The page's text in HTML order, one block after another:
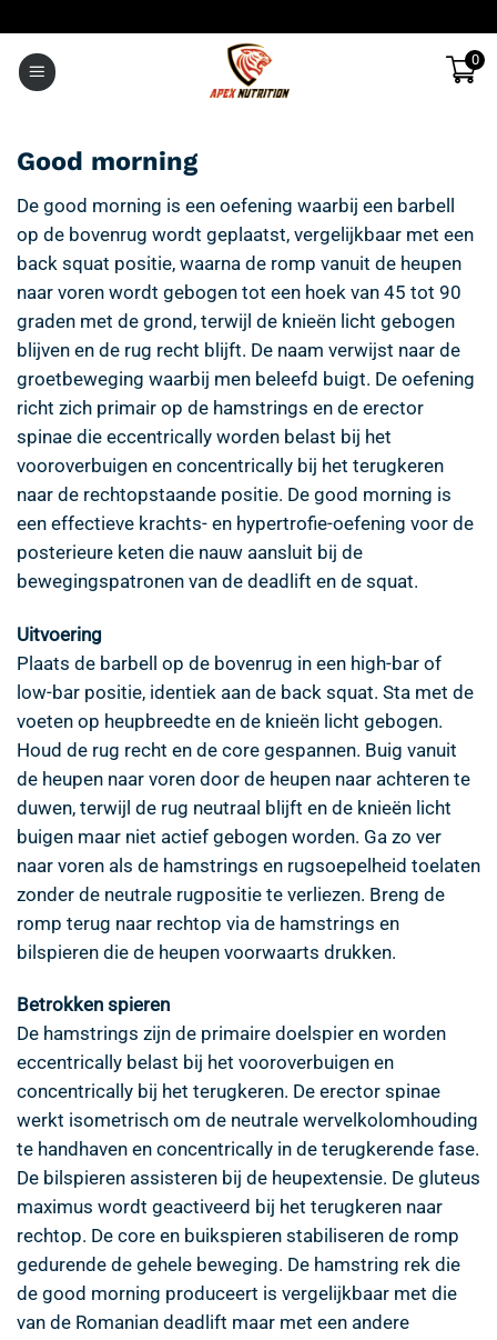
inhoud
0
Good morning
De good morning is een oefening waarbij een barbell
op de bovenrug wordt geplaatst, vergelijkbaar met een
back squat positie, waarna de romp vanuit de heupen
naar voren wordt gebogen tot een hoek van 45 tot 90
graden met de grond, terwijl de knieën licht gebogen
blijven en de rug recht blijft. De naam verwijst naar de
groetbeweging waarbij men beleefd buigt. De oefening
richt zich primair op de hamstrings en de erector
spinae die eccentrically worden belast bij het
vooroverbuigen en concentrically bij het terugkeren
naar de rechtopstaande positie. De good morning is
een effectieve krachts- en hypertrofie-oefening voor de
posterieure keten die nauw aansluit bij de
bewegingspatronen van de deadlift en de squat.
Uitvoering
Plaats de barbell op de bovenrug in een high-bar of
low-bar positie, identiek aan de back squat. Sta met de
voeten op heupbreedte en de knieën licht gebogen.
Houd de rug recht en de core gespannen. Buig vanuit
de heupen naar voren door de heupen naar achteren te
duwen, terwijl de rug neutraal blijft en de knieën licht
buigen maar niet actief gebogen worden. Ga zo ver
naar voren als de hamstrings en rugsoepelheid toelaten
zonder de neutrale rugpositie te verliezen. Breng de
romp terug naar rechtop via de hamstrings en
bilspieren die de heupen voorwaarts drukken.
Betrokken spieren
De hamstrings zijn de primaire doelspier en worden
eccentrically belast bij het vooroverbuigen en
concentrically bij het terugkeren. De erector spinae
werkt isometrisch om de neutrale wervelkolomhouding
te handhaven en concentrically in de terugkerende fase.
De bilspieren assisteren bij de heupextensie. De gluteus
maximus wordt geactiveerd bij het terugkeren naar
rechtop. De core en buikspieren stabiliseren de romp
gedurende de gehele beweging. De hamstring rek die
de good morning produceert is vergelijkbaar met die
van de Romanian deadlift maar met een andere